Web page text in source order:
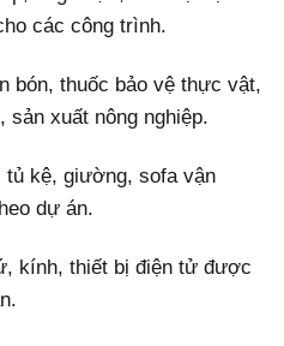
các công trình.
bón, thuốc bảo vệ thực vật,
sản xuất nông nghiệp.
tủ kệ, giường, sofa vận
dự án.
kính, thiết bị điện tử được